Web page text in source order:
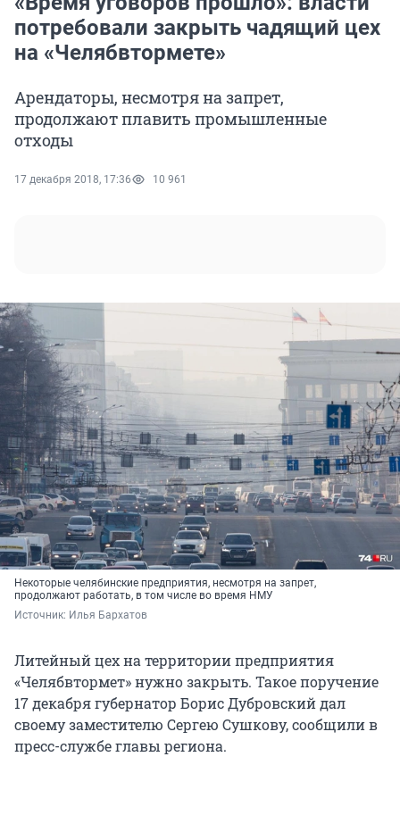
потребовали закрыть чадящий цех
на «Челябвтормете»
Арендаторы, несмотря на запрет,
продолжают плавить промышленные
отходы
17 декабря 2018, 17:36 10 961
Некоторые челябинские предприятия, несмотря на запрет,
продолжают работать, в том числе во время НМУ
Источник: Илья Бархатов
Литейный цех на территории предприятия
«Челябвтормет» нужно закрыть. Такое поручение
17 декабря губернатор Борис Дубровский дал
своему заместителю Сергею Сушкову, сообщили в
пресс-службе главы региона.